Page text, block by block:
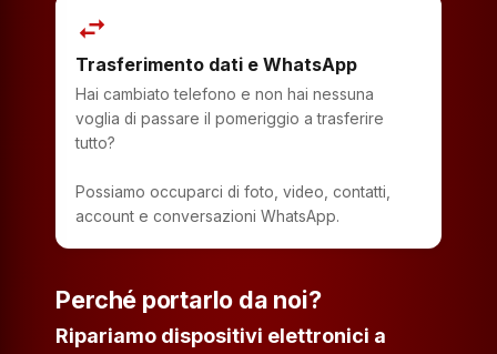
swap_horiz
Trasferimento dati e WhatsApp
Hai cambiato telefono e non hai nessuna
voglia di passare il pomeriggio a trasferire
tutto?
Possiamo occuparci di foto, video, contatti,
account e conversazioni WhatsApp.
Perché portarlo da noi?
Ripariamo dispositivi elettronici a